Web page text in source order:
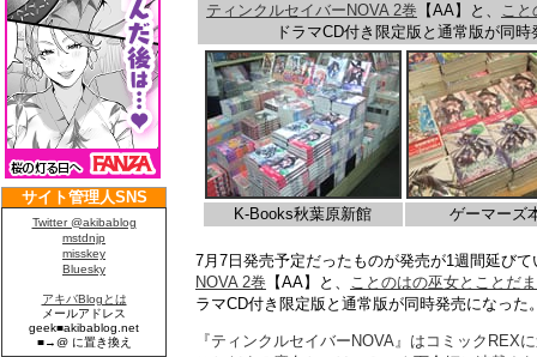
ティンクルセイバーNOVA 2巻 【AA】と、 こと
ドラマCD付き限定版と通常版が同
K-Books秋葉原新館 ゲーマーズ
7月7日発売予定だったものが発売が1週間延びて
NOVA 2巻 【AA】と、 ことのはの巫女とことだ
ラマCD付き限定版と通常版が同時発売になった
『ティンクルセイバーNOVA』はコミックREX